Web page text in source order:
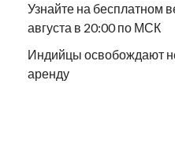
Узнайте на бесплатном
августа в 20:00 по МСК
Индийцы освобождают
аренду